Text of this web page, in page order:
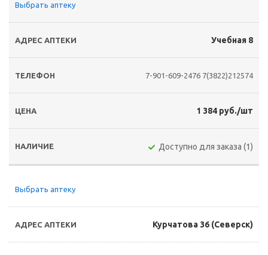
Выбрать аптеку
Учебная 8
7-901-609-2476 7(3822)212574
1 384 руб./шт
Доступно для заказа (1)
Выбрать аптеку
Курчатова 36 (Северск)